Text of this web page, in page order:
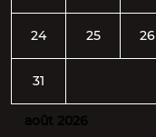
août 2026
24 25 26
31